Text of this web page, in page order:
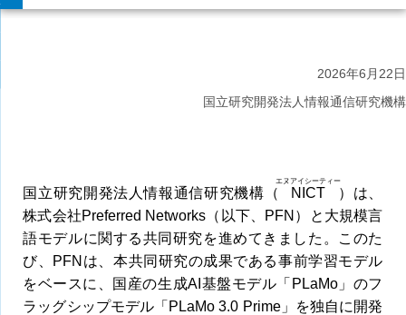
2026年6月22日
国立研究開発法人情報通信研究機構
国立研究開発法人情報通信研究機構（ NICT
エヌアイシーティー
）は、
株式会社Preferred Networks（以下、PFN）と大規模言
語モデルに関する共同研究を進めてきました。このた
び、PFNは、本共同研究の成果である事前学習モデル
をベースに、国産の生成AI基盤モデル「PLaMo」のフ
ラッグシップモデル「PLaMo 3.0 Prime」を独自に開発